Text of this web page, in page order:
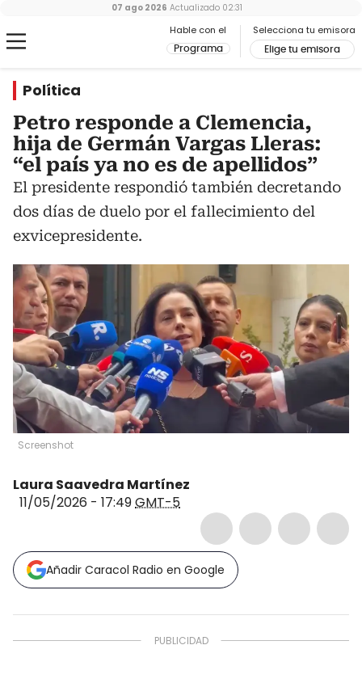
Hable con el
Programa
Selecciona tu emisora
Elige tu emisora
07 ago 2026 Actualizado 02:31
Política
Petro responde a Clemencia,
hija de Germán Vargas Lleras:
“el país ya no es de apellidos”
El presidente respondió también decretando
dos días de duelo por el fallecimiento del
exvicepresidente.
Screenshot
Laura Saavedra Martínez
11/05/2026 - 17:49GMT-5
Añadir Caracol Radio en Google